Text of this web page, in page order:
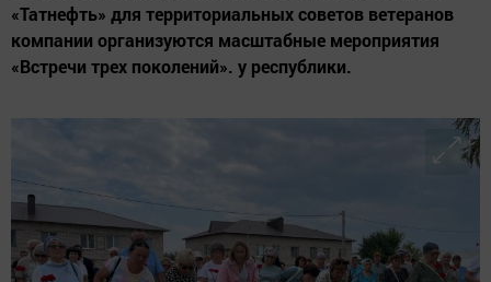
«Татнефть» для территориальных советов ветеранов
компании организуются масштабные мероприятия
«Встречи трех поколений». у республики.